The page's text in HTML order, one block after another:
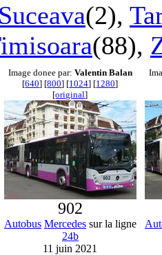
Suceava(2),
(88),
Image donee par: Valentin Balan
[640] [800] [1024] [1280]
[original]
902
Autobus Mercedes sur la ligne
24b
11 juin 2021